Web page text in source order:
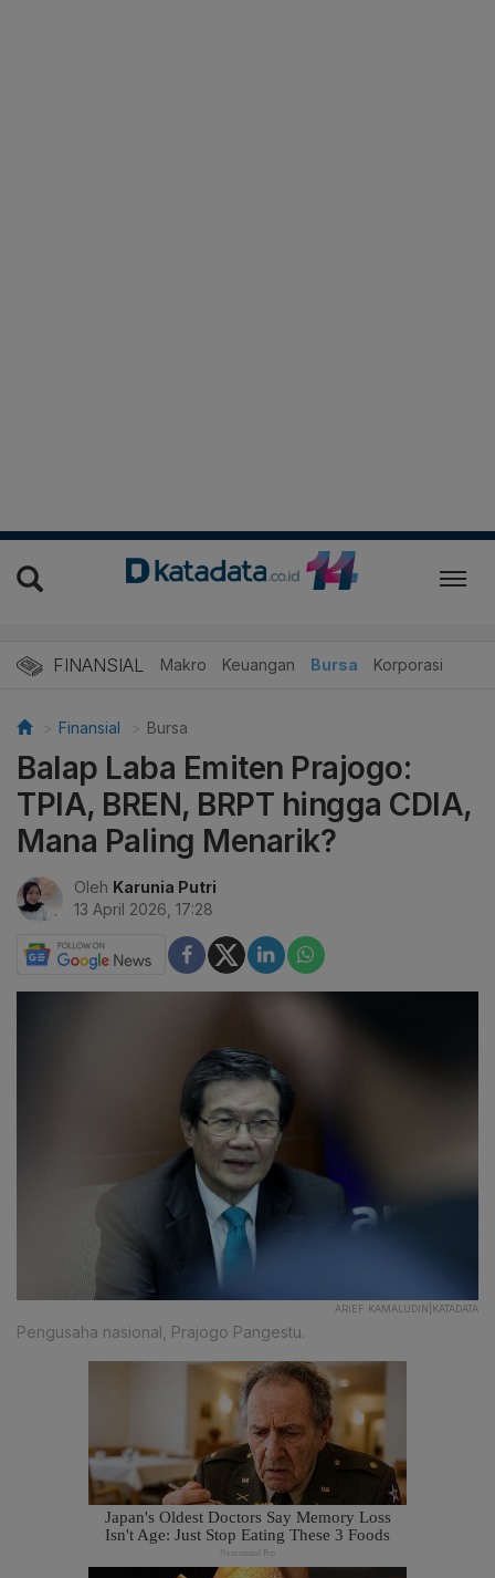
FINANSIAL Makro Keuangan Bursa Korporasi
Finansial Bursa
Balap Laba Emiten Prajogo:
TPIA, BREN, BRPT hingga CDIA,
Mana Paling Menarik?
Oleh Karunia Putri
13 April 2026, 17:28
ARIEF KAMALUDIN|KATADATA
Pengusaha nasional, Prajogo Pangestu.